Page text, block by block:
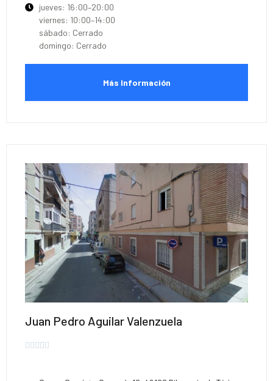
jueves: 16:00–20:00
viernes: 10:00–14:00
sábado: Cerrado
domingo: Cerrado
Más Información
Juan Pedro Aguilar Valenzuela
    